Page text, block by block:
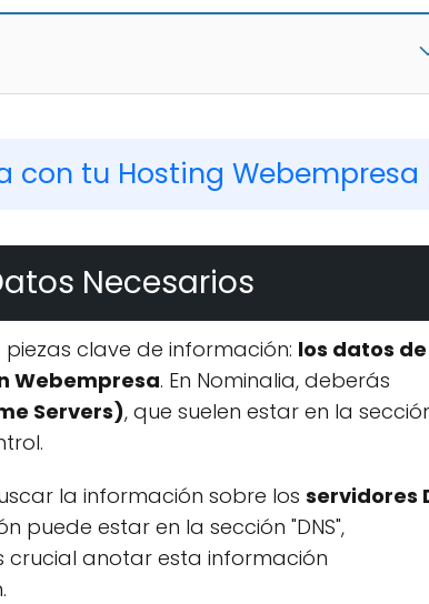
con tu Hosting Webempresa
Necesarios
clave de información: los datos
Webempresa. En Nominalia, deberás
Servers), que suelen estar en la
la información sobre los servidores
puede estar en la sección "DNS",
crucial anotar esta información